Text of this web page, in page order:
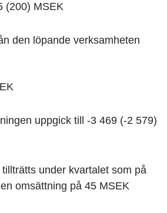
(200) MSEK
den löpande verksamheten
uppgick till -3 469 (-2 579)
under kvartalet som på
omsättning på 45 MSEK